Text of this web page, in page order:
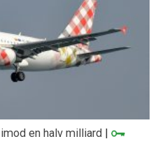
en halv milliard |